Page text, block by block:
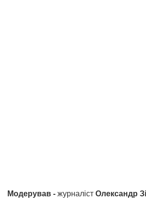
Модерував - журналіст Олександр